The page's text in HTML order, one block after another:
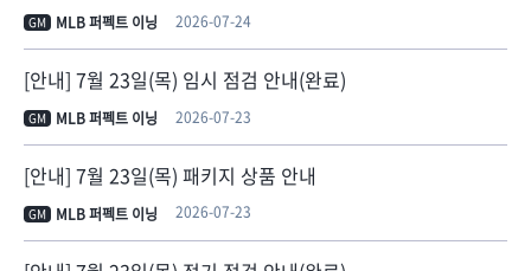
GM MLB 퍼펙트 이닝 2026-07-24
[안내] 7월 23일(목) 임시 점검 안내(완료)
GM MLB 퍼펙트 이닝 2026-07-23
[안내] 7월 23일(목) 패키지 상품 안내
GM MLB 퍼펙트 이닝 2026-07-23